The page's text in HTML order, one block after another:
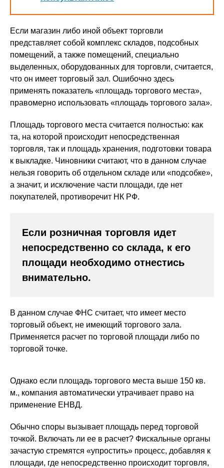
Если магазин либо иной объект торговли
представляет собой комплекс складов, подсобных
помещений, а также помещений, специально
выделенных, оборудованных для торговли, считается,
что он имеет торговый зал. Ошибочно здесь
применять показатель «площадь торгового места»,
правомерно использовать «площадь торгового зала».
Площадь торгового места считается полностью: как
та, на которой происходит непосредственная
торговля, так и площадь хранения, подготовки товара
к выкладке. Чиновники считают, что в данном случае
нельзя говорить об отдельном складе или «подсобке»,
а значит, и исключение части площади, где нет
покупателей, противоречит НК РФ.
Если розничная торговля идет
непосредственно со склада, к его
площади необходимо отнестись
внимательно.
В данном случае ФНС считает, что имеет место
торговый объект, не имеющий торгового зала.
Применяется расчет по торговой площади либо по
торговой точке.
Однако если площадь торгового места выше 150 кв.
м., компания автоматически утрачивает право на
применение ЕНВД.
Обычно споры вызывает площадь перед торговой
точкой. Включать ли ее в расчет? Фискальные органы
зачастую стремятся «упростить» процесс, добавляя к
площади, где непосредственно происходит торговля,